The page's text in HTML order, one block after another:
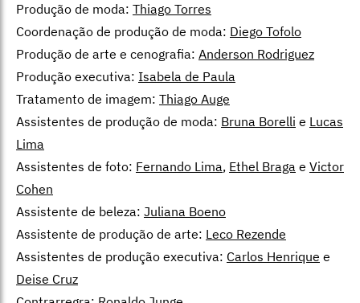
Produção de moda: Thiago Torres
Coordenação de produção de moda: Diego Tofolo
Produção de arte e cenografia: Anderson Rodriguez
Produção executiva: Isabela de Paula
Tratamento de imagem: Thiago Auge
Assistentes de produção de moda: Bruna Borelli e Lucas
Lima
Assistentes de foto: Fernando Lima, Ethel Braga e Victor
Cohen
Assistente de beleza: Juliana Boeno
Assistente de produção de arte: Leco Rezende
Assistentes de produção executiva: Carlos Henrique e
Deise Cruz